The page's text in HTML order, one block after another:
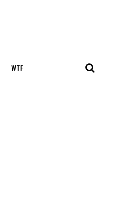
WTF